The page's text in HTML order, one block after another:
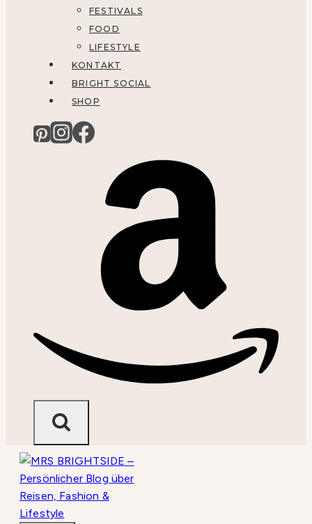
FESTIVALS
FOOD
LIFESTYLE
KONTAKT
BRIGHT SOCIAL
SHOP